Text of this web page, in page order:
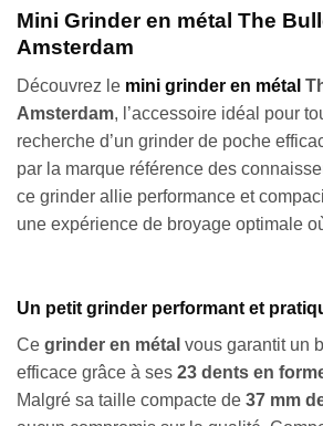
Mini Grinder en métal The
Amsterdam
Découvrez le mini grinder en métal
Amsterdam, l’accessoire idéal pour
recherche d’un grinder de poche
par la marque référence des
ce grinder allie performance et
une expérience de broyage optimale
Un petit grinder performant et
Ce grinder en métal vous garantit un
efficace grâce à ses 23 dents en
Malgré sa taille compacte de 37 mm